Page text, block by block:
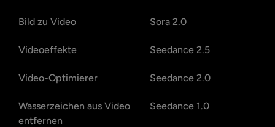
Bild zu Video
Videoeffekte
Video-Optimierer
Wasserzeichen aus Video
entfernen
Sora 2.0
Seedance 2.5
Seedance 2.0
Seedance 1.0